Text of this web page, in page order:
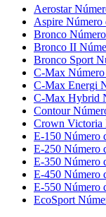
Aerostar
Aspire Número
Bronco
Bronco II
Bronco Sport
C-Max
C-Max Energi
C-Max Hybrid
Contour
Crown Victoria
E-150 Número
E-250 Número
E-350 Número
E-450 Número
E-550 Número
EcoSport